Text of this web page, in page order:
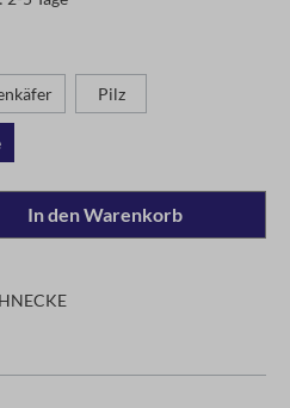
Pilz
In den Warenkorb